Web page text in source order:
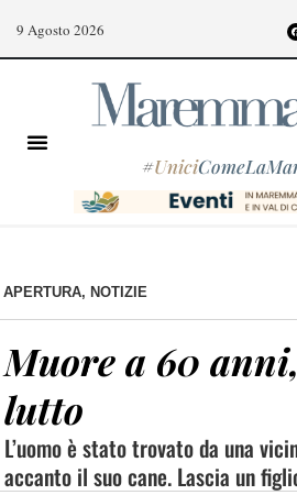
9 Agosto 2026
#Unici
APERTURA, NOTIZIE
Muore a 60
lutto
L’uomo è stato trovato da una
accanto il suo cane. Lascia un